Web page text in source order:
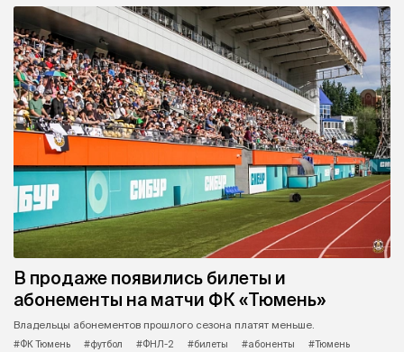
В продаже появились билеты и
абонементы на матчи ФК «Тюмень»
Владельцы абонементов прошлого сезона платят меньше.
#ФК Тюмень
#футбол #ФНЛ-2 #билеты #абоненты
#Тюмень